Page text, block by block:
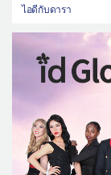
ไอดีกับดารา